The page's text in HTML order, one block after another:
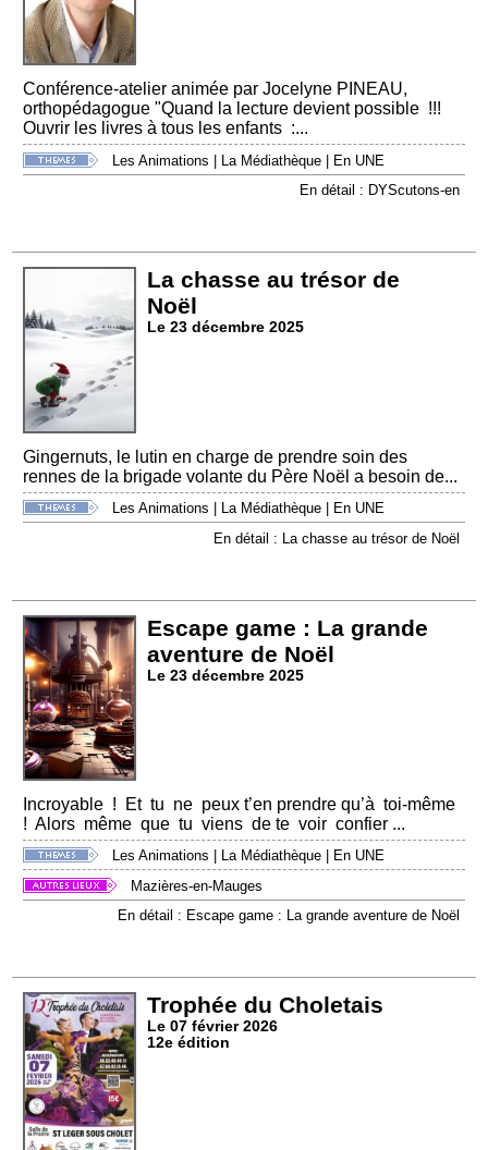
Conférence-atelier animée par Jocelyne PINEAU,
orthopédagogue "Quand la lecture devient possible !!!
Ouvrir les livres à tous les enfants :...
Les Animations La Médiathèque
En UNE
En détail : DYScutons-en
La chasse au trésor de
Noël
Le 23 décembre 2025
Gingernuts, le lutin en charge de prendre soin des
rennes de la brigade volante du Père Noël a besoin de...
Les Animations La Médiathèque
En UNE
En détail : La chasse au trésor de Noël
Escape game : La grande
aventure de Noël
Le 23 décembre 2025
Incroyable ! Et tu ne peux t’en prendre qu’à toi-même
! Alors même que tu viens de te voir confier ...
Les Animations La Médiathèque
En UNE
Mazières-en-Mauges
En détail : Escape game : La grande aventure de Noël
Trophée du Choletais
Le 07 février 2026
12e édition